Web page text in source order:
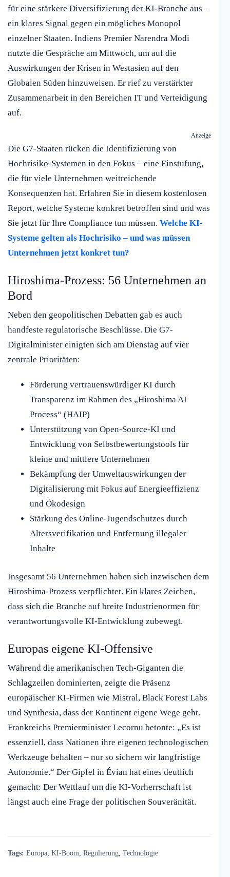
für eine stärkere Diversifizierung der KI-Branche aus –
ein klares Signal gegen ein mögliches Monopol
einzelner Staaten. Indiens Premier Narendra Modi
nutzte die Gespräche am Mittwoch, um auf die
Auswirkungen der Krisen in Westasien auf den
Globalen Süden hinzuweisen. Er rief zu verstärkter
Zusammenarbeit in den Bereichen IT und Verteidigung
auf.
Anzeige
Die G7-Staaten rücken die Identifizierung von
Hochrisiko-Systemen in den Fokus – eine Einstufung,
die für viele Unternehmen weitreichende
Konsequenzen hat. Erfahren Sie in diesem kostenlosen
Report, welche Systeme konkret betroffen sind und was
Sie jetzt für Ihre Compliance tun müssen. Welche KI-
Systeme gelten als Hochrisiko – und was müssen
Unternehmen jetzt konkret tun?
Hiroshima-Prozess: 56 Unternehmen an
Bord
Neben den geopolitischen Debatten gab es auch
handfeste regulatorische Beschlüsse. Die G7-
Digitalminister einigten sich am Dienstag auf vier
zentrale Prioritäten:
Förderung vertrauenswürdiger KI durch
Transparenz im Rahmen des „Hiroshima AI
Process“ (HAIP)
Unterstützung von Open-Source-KI und
Entwicklung von Selbstbewertungstools für
kleine und mittlere Unternehmen
Bekämpfung der Umweltauswirkungen der
Digitalisierung mit Fokus auf Energieeffizienz
und Ökodesign
Stärkung des Online-Jugendschutzes durch
Altersverifikation und Entfernung illegaler
Inhalte
Insgesamt 56 Unternehmen haben sich inzwischen dem
Hiroshima-Prozess verpflichtet. Ein klares Zeichen,
dass sich die Branche auf breite Industrienormen für
verantwortungsvolle KI-Entwicklung zubewegt.
Europas eigene KI-Offensive
Während die amerikanischen Tech-Giganten die
Schlagzeilen dominierten, zeigte die Präsenz
europäischer KI-Firmen wie Mistral, Black Forest Labs
und Synthesia, dass der Kontinent eigene Wege geht.
Frankreichs Premierminister Lecornu betonte: „Es ist
essenziell, dass Nationen ihre eigenen technologischen
Werkzeuge behalten – nur so sichern wir langfristige
Autonomie.“ Der Gipfel in Évian hat eines deutlich
gemacht: Der Wettlauf um die KI-Vorherrschaft ist
längst auch eine Frage der politischen Souveränität.
Tags: Europa KI-Boom Regulierung Technologie